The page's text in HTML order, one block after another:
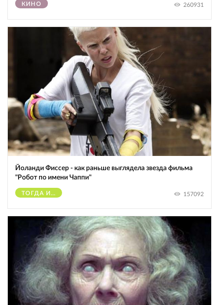
КИНО 260931
Йоланди Фиссер - как раньше выглядела звезда фильма
"Робот по имени Чаппи"
ТОГДА И СЕЙЧАС 157092